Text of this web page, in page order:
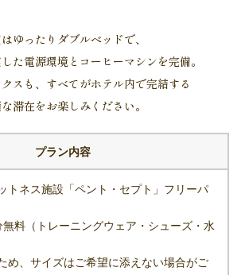
ゆったりダブルベッドで、
た電源環境とコーヒーマシンを完備。
スも、すべてがホテル内で完結する
滞在をお楽しみください。
プラン内容
トネス施設「ペント・セプト」フリーパ
無料（トレーニングウェア・シューズ・水
め、サイズはご希望に添えない場合がご